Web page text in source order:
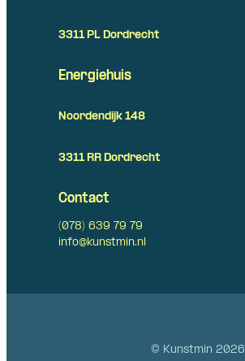
3311 PL Dordrecht
Energiehuis
Noordendijk 148
3311 RR Dordrecht
Contact
(078) 639 79 79
info@kunstmin.nl
© Kunstmin 2026